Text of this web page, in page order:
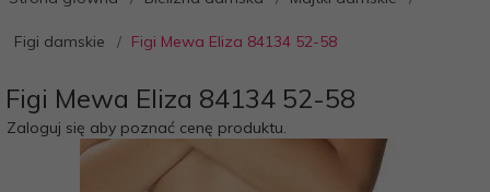
Figi damskie Figi Mewa Eliza 84134 52-58
Figi Mewa Eliza 84134 52-58
Zaloguj się aby poznać cenę produktu.